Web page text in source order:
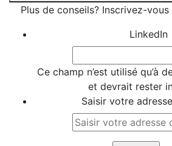
Plus de conseils? Inscrivez-
LinkedIn
Ce champ n’est utilisé qu’à
et devrait rester
Saisir votre